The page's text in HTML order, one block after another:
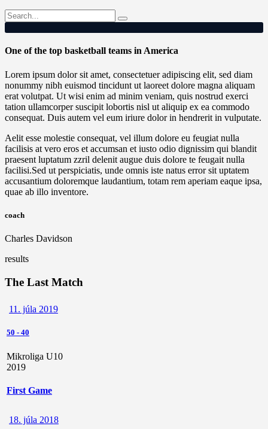
One of the top basketball teams in America
Lorem ipsum dolor sit amet, consectetuer adipiscing elit, sed diam
nonummy nibh euismod tincidunt ut laoreet dolore magna aliquam
erat volutpat. Ut wisi enim ad minim veniam, quis nostrud exerci
tation ullamcorper suscipit lobortis nisl ut aliquip ex ea commodo
consequat. Duis autem vel eum iriure dolor in hendrerit in vulputate.
Aelit esse molestie consequat, vel illum dolore eu feugiat nulla
facilisis at vero eros et accumsan et iusto odio dignissim qui blandit
praesent luptatum zzril delenit augue duis dolore te feugait nulla
facilisi.Sed ut perspiciatis, unde omnis iste natus error sit uptatem
accusantium doloremque laudantium, totam rem aperiam eaque ipsa,
quae ab illo inventore.
coach
Charles Davidson
results
The Last Match
11. júla 2019
50 - 40
Mikroliga U10
2019
First Game
18. júla 2018